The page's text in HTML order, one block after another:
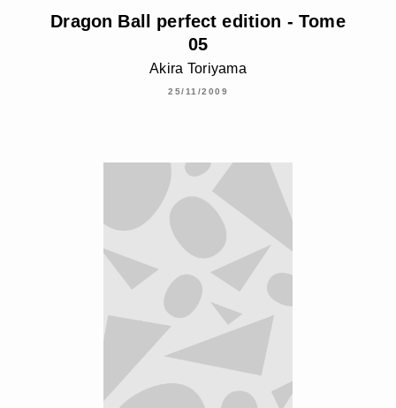
Dragon Ball perfect edition - Tome
05
Akira Toriyama
25/11/2009